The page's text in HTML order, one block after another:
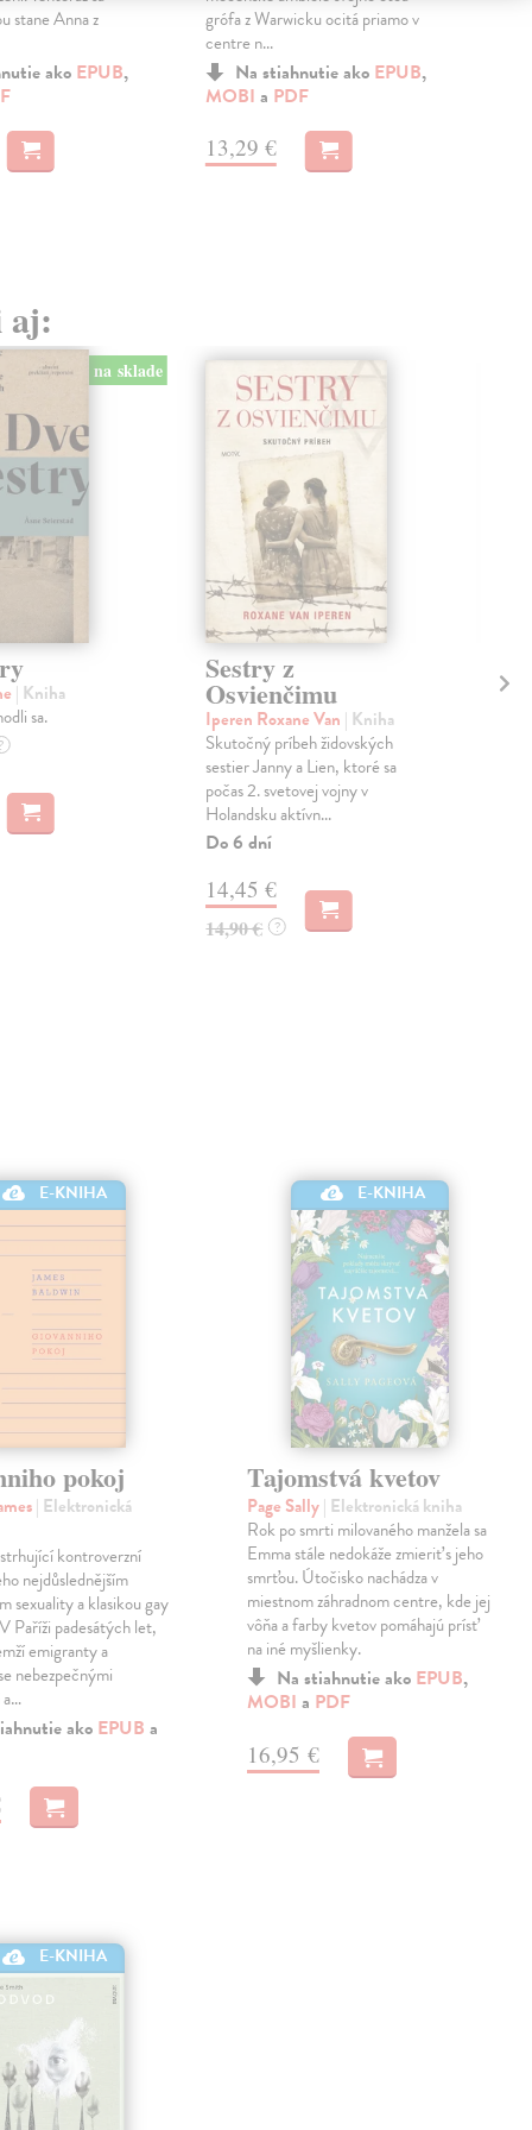
stane Anna z
ako EPUB,
grófa z Warwicku ocitá priamo v
centre n...
Na stiahnutie ako EPUB,
MOBI a PDF
13,29 €
aj:
na sklade
| Kniha
sa.
Sestry z
Osvienčimu
Iperen Roxane Van | Kniha
Skutočný príbeh židovských
sestier Janny a Lien, ktoré sa
počas 2. svetovej vojny v
Holandsku aktívn...
Do 6 dní
14,45 €
14,90 € ?
E-KNIHA
pokoj
| Elektronická
kontroverzní
nejdůslednějším
sexuality a klasikou gay
Paříži padesátých let,
emigranty a
nebezpečnými
a…
ako EPUB a
E-KNIHA
Tajomstvá kvetov
Page Sally| Elektronická kniha
Rok po smrti milovaného manžela sa
Emma stále nedokáže zmieriť s jeho
smrťou. Útočisko nachádza v
miestnom záhradnom centre, kde jej
vôňa a farby kvetov pomáhajú prísť
na iné myšlienky.
Na stiahnutie ako EPUB,
MOBI a PDF
16,95 €
E-KNIHA